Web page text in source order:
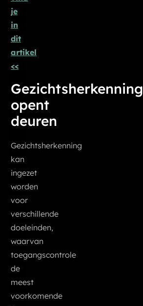
je
in
dit
artikel
<<
Gezichtsherkenning
opent
deuren
Gezichtsherkenning
kan
ingezet
worden
voor
verschillende
doeleinden,
waarvan
toegangscontrole
de
meest
voorkomende